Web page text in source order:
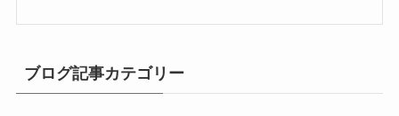
ブログ記事カテゴリー